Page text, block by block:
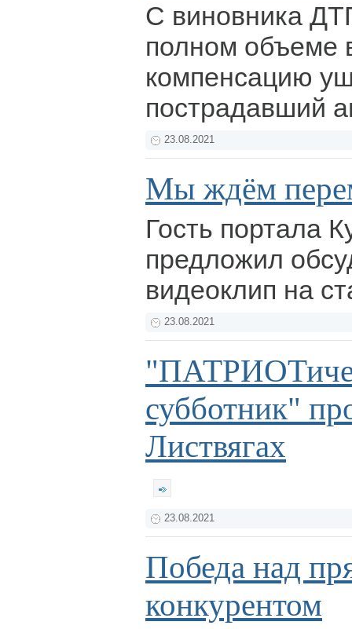
С виновника
полном объеме
компенсацию
пострадавший
23.08.2021
Мы ждём
Гость портала
предложил
видеоклип на
23.08.2021
субботник"
Листвягах
23.08.2021
Победа над
конкурентом